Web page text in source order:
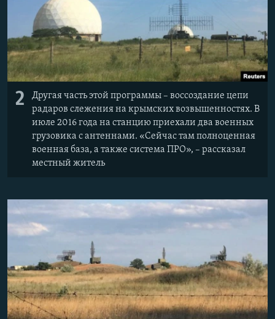
2
Другая часть этой программы – воссоздание цепи
радаров слежения на крымских возвышенностях. В
июле 2016 года на станцию приехали два военных
грузовика с антеннами. «Сейчас там полноценная
военная база, а также система ПРО», – рассказал
местный житель